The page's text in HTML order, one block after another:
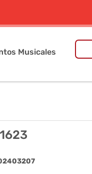
Musicales